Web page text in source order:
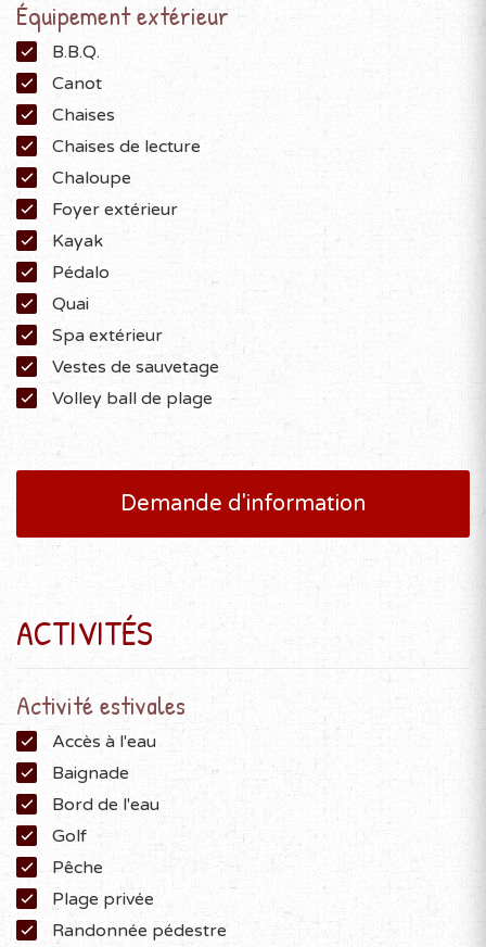
Équipement extérieur
B.B.Q.
Canot
Chaises
Chaises de lecture
Chaloupe
Foyer extérieur
Kayak
Pédalo
Quai
Spa extérieur
Vestes de sauvetage
Volley ball de plage
Demande d'information
ACTIVITÉS
Activité estivales
Accès à l'eau
Baignade
Bord de l'eau
Golf
Pêche
Plage privée
Randonnée pédestre